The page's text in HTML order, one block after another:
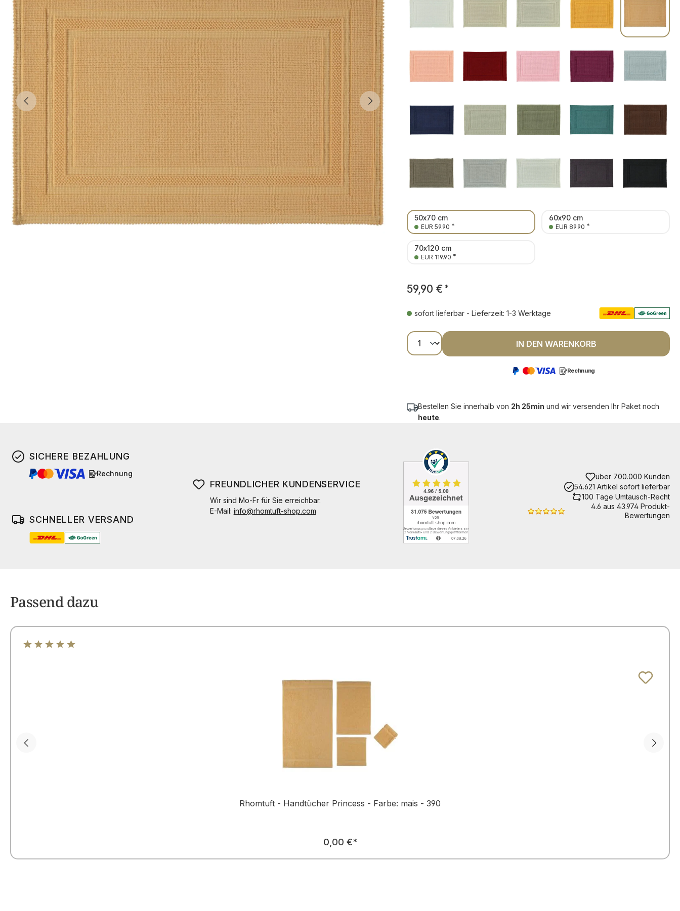
50x70 cm
EUR 59.90 *
60x90 cm
EUR 89.90 *
70x120 cm
EUR 119.90 *
59,90 € *
sofort lieferbar - Lieferzeit: 1-3 Werktage
Produkt Anzahl: Gib den gewünschten Wert
IN DEN WARENKORB
Rechnung
Bestellen Sie innerhalb von 2h 25min und wir versenden Ihr Paket noch
heute.
SICHERE BEZAHLUNG
Rechnung
SCHNELLER VERSAND
FREUNDLICHER KUNDENSERVICE
Wir sind Mo-Fr für Sie erreichbar.
E-Mail: info@rhomtuft-shop.com
über 700.000 Kunden
54.621 Artikel sofort lieferbar
100 Tage Umtausch-Recht
4.6 aus 43.974 Produkt-
Bewertungen
Passend dazu
Rhomtuft - Handtücher Princess - Farbe: mais - 390
Regulärer Preis:
0,00 €*